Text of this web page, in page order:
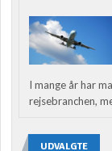
I mange år har
rejsebranchen,
UDVALGTE